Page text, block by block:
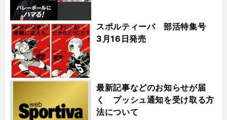
スポルティーバ 部活特集号
3月16日発売
最新記事などのお知らせが届
く プッシュ通知を受け取る方
法について